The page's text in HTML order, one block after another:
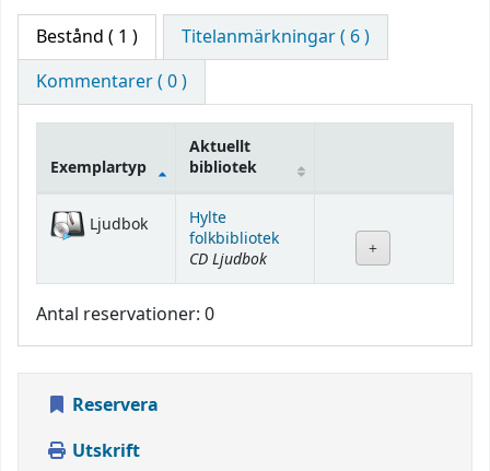
Bestånd ( 1 )
Titelanmärkningar ( 6 )
Kommentarer ( 0 )
Exemplartyp
Aktuellt
bibliotek
Ljudbok
Hylte
folkbibliotek
CD Ljudbok
Antal reservationer: 0
Reservera
Utskrift